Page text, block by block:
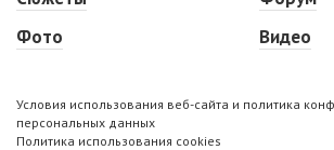
Фото
Видео
Условия использования веб-сайта и политика
персональных данных
Политика использования cookies